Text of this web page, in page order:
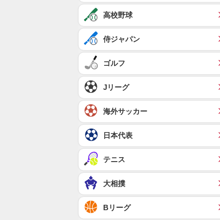
高校野球
侍ジャパン
ゴルフ
Jリーグ
海外サッカー
日本代表
テニス
大相撲
Bリーグ